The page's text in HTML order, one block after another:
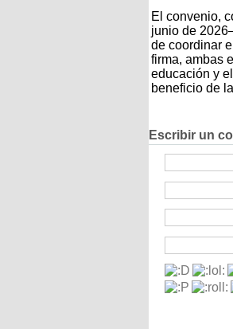
El convenio,
junio de
de coordinar
firma, ambas
educación y
beneficio de
Escribir un